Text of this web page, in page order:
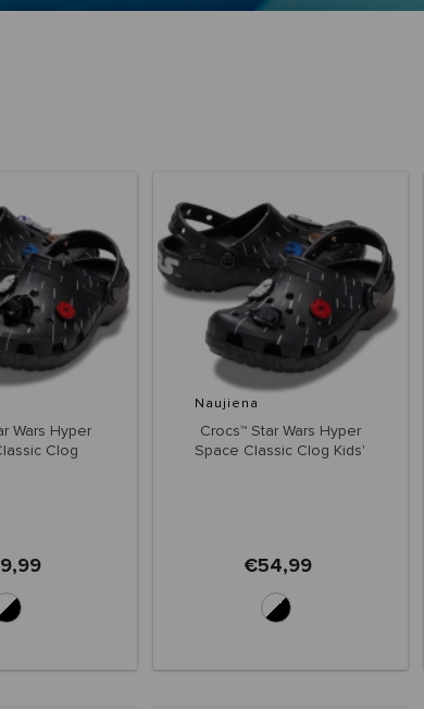
Wars Hyper
Clog
Naujiena
Crocs™ Star Wars Hyper
Space Classic Clog Kids'
€54,99